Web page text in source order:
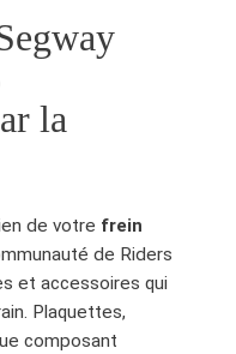
la
de votre frein
de Riders
et accessoires qui
Plaquettes,
composant